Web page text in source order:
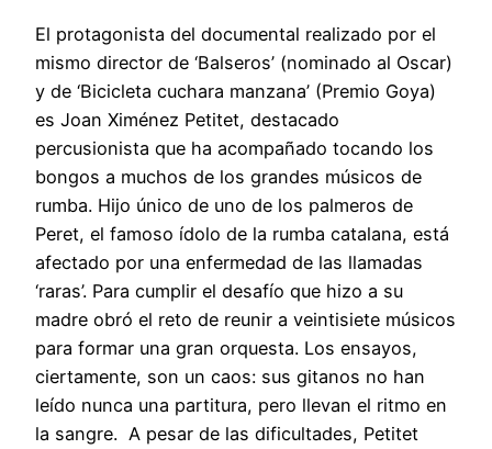
El protagonista del documental realizado por el
mismo director de ‘Balseros’ (nominado al Oscar)
y de ‘Bicicleta cuchara manzana’ (Premio Goya)
es Joan Ximénez Petitet, destacado
percusionista que ha acompañado tocando los
bongos a muchos de los grandes músicos de
rumba. Hijo único de uno de los palmeros de
Peret, el famoso ídolo de la rumba catalana, está
afectado por una enfermedad de las llamadas
‘raras’. Para cumplir el desafío que hizo a su
madre obró el reto de reunir a veintisiete músicos
para formar una gran orquesta. Los ensayos,
ciertamente, son un caos: sus gitanos no han
leído nunca una partitura, pero llevan el ritmo en
la sangre. A pesar de las dificultades, Petitet